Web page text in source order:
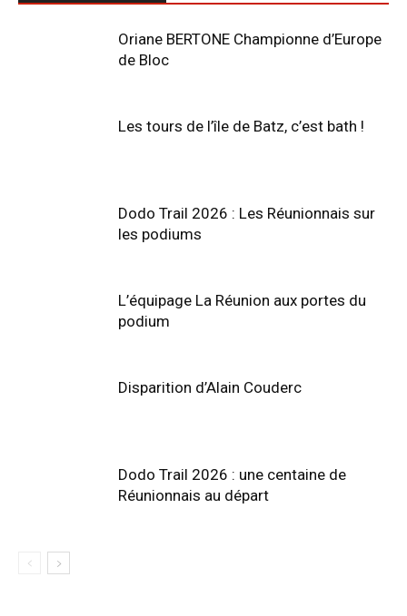
Oriane BERTONE Championne d’Europe
de Bloc
Les tours de l’île de Batz, c’est bath !
Dodo Trail 2026 : Les Réunionnais sur
les podiums
L’équipage La Réunion aux portes du
podium
Disparition d’Alain Couderc
Dodo Trail 2026 : une centaine de
Réunionnais au départ